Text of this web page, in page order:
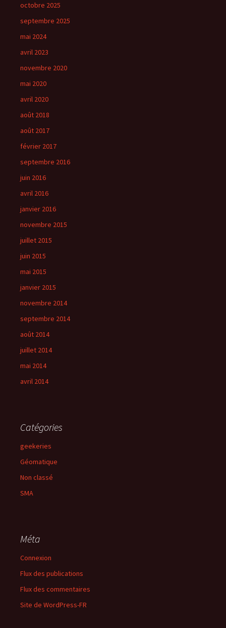
octobre 2025
septembre 2025
mai 2024
avril 2023
novembre 2020
mai 2020
avril 2020
août 2018
août 2017
février 2017
septembre 2016
juin 2016
avril 2016
janvier 2016
novembre 2015
juillet 2015
juin 2015
mai 2015
janvier 2015
novembre 2014
septembre 2014
août 2014
juillet 2014
mai 2014
avril 2014
Catégories
geekeries
Géomatique
Non classé
SMA
Méta
Connexion
Flux des publications
Flux des commentaires
Site de WordPress-FR